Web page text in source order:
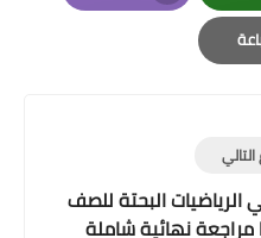
Email
البحتة للصف